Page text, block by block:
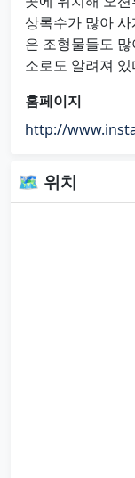
상록수가 많아
은 조형물들도
소로도 알려져 있
홈페이지
http://
🗺 위치